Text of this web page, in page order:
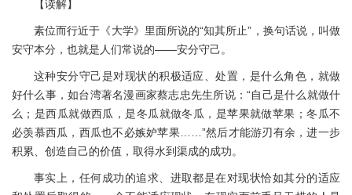
【读解】
素位而行近于《大学》里面所说的“知其所止”，换句话说，叫做
安守本分，也就是人们常说的——安分守己。
这种安分守己是对现状的积极适应、处置，是什么角色，就做
好什么事，如台湾著名漫画家蔡志忠先生所说：“自己是什么就做什
么；是西瓜就做西瓜，是冬瓜就做冬瓜，是苹果就做苹果；冬瓜不
必羡慕西瓜，西瓜也不必嫉妒苹果……”然后才能游刃有余，进一步
积累、创造自己的价值，取得水到渠成的成功。
事实上，任何成功的追求、进取都是在对现状恰如其分的适应